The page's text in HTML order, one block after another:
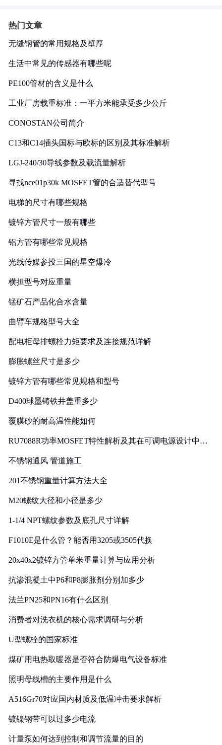
热门文章
无缝钢管的常用规格及壁厚
生活中常见的传感器有哪些呢
PE100管材的含义是什么
工业厂房载重标准：一平方米能承受多少公斤
CONOSTAN公司简介
C13和C14插头国标与欧标的区别及其标准解析
LGJ-240/30导线参数及载流量解析
寻找nce01p30k MOSFET管的合适替代型号
电梯的尺寸有哪些规格
镀锌方管尺寸一般有哪些
铝方管有哪些常见规格
光线传媒参投三国的星空爆冷
横担型号对应重量
锰矿石产品化合水含量
曲臂车规格型号大全
配电柜母排螺栓力矩要求及连接规范详解
膨胀螺丝尺寸是多少
镀锌方管有哪些常见规格和型号
D400球墨铸铁井盖重多少
覆膜砂的耐高温性能如何
RU7088R功率MOSFET特性解析及其在可调电源设计中的
不锈钢通风 管道施工
201不锈钢重量计算方法大全
M20螺纹大径和小径是多少
1-1/4 NPT螺纹参数及底孔尺寸详解
F1010E是什么管？能否用3205或3505代换
20x40x2镀锌方管单米重量计算与应用分析
抗渗混凝土中P6和P8膨胀剂分别加多少
法兰PN25和PN16有什么区别
消费者对洗衣机的核心需求调研与分析
U型螺栓的国家标准
煤矿用电热取暖器是否符合防爆电气设备标准
照明母线槽的主要作用是什么
A516Gr70对应国内材质及低温冲击要求解析
镀镍钢带可以过多少电流
计量泵如何达到控制和调节流量的目的